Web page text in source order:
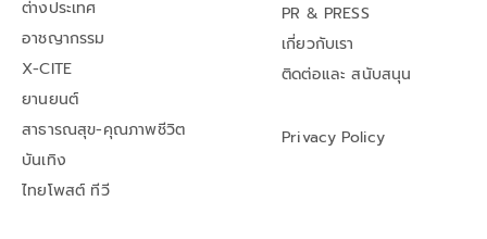
ต่างประเทศ
อาชญากรรม
X-CITE
ยานยนต์
สาธารณสุข-คุณภาพชีวิต
บันเทิง
ไทยโพสต์ ทีวี
PR & PRESS
เกี่ยวกับเรา
ติดต่อและ สนับสนุน
Privacy Policy